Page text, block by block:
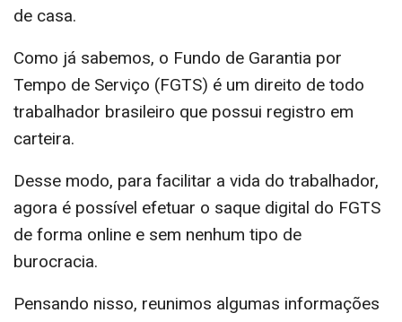
de casa.
Como já sabemos, o Fundo de Garantia por
Tempo de Serviço (FGTS) é um direito de todo
trabalhador brasileiro que possui registro em
carteira.
Desse modo, para facilitar a vida do trabalhador,
agora é possível efetuar o saque digital do FGTS
de forma online e sem nenhum tipo de
burocracia.
Pensando nisso, reunimos algumas informações